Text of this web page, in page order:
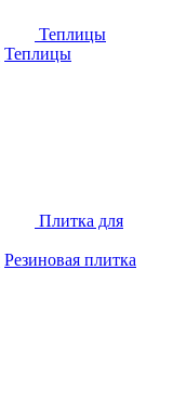
Теплицы
Теплицы
Плитка для
Резиновая плитка